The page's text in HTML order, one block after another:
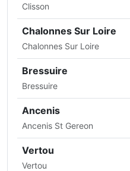
Clisson
Chalonnes Sur Loire
Chalonnes Sur Loire
Bressuire
Bressuire
Ancenis
Ancenis St Gereon
Vertou
Vertou